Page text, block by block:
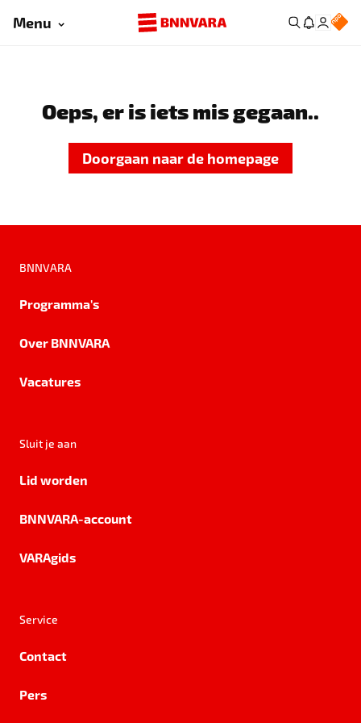
Menu
Oeps, er is iets mis gegaan..
Doorgaan naar de homepage
BNNVARA
Programma's
Over BNNVARA
Vacatures
Sluit je aan
Lid worden
BNNVARA-account
VARAgids
Service
Contact
Pers